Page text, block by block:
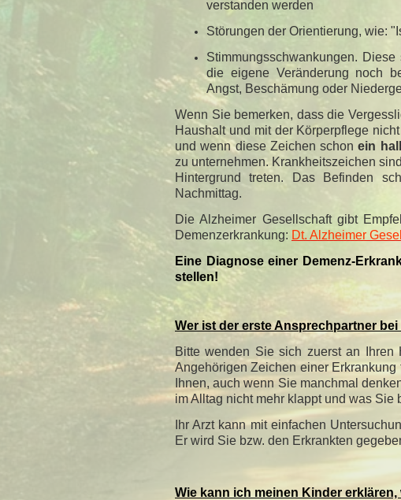
verstanden werden
Störungen der Orientierung, wie:
Stimmungsschwankungen.
die eigene Veränderung noch
Angst, Beschämung oder
Wenn Sie bemerken, dass die
Haushalt und mit der Körperpflege
und wenn diese Zeichen schonein
zu unternehmen. Krankheitszeichen
Hintergrund treten. Das Befinden
Nachmittag.
Die Alzheimer Gesellschaft gibt
Demenzerkrankung: Dt. Alzheimer
Eine Diagnose einer Demenz-
stellen!
Wer ist der erste Ansprechpartner
Bitte wenden Sie sich zuerst an
Angehörigen Zeichen einer
Ihnen, auch wenn Sie manchmal
im Alltag nicht mehr klappt und was Sie
Ihr Arzt kann mit einfachen
Er wird Sie bzw. den Erkrankten
Wie kann ich meinen Kinder erklären,